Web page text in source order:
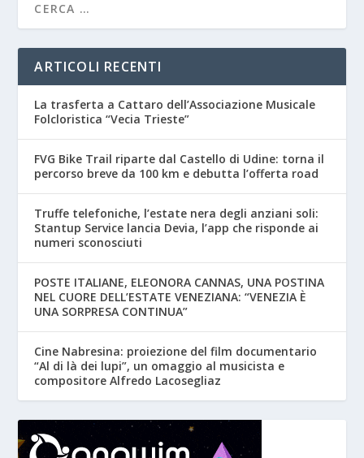
ARTICOLI RECENTI
La trasferta a Cattaro dell’Associazione Musicale
Folcloristica “Vecia Trieste”
FVG Bike Trail riparte dal Castello di Udine: torna il
percorso breve da 100 km e debutta l’offerta road
Truffe telefoniche, l’estate nera degli anziani soli:
Stantup Service lancia Devia, l’app che risponde ai
numeri sconosciuti
POSTE ITALIANE, ELEONORA CANNAS, UNA POSTINA
NEL CUORE DELL’ESTATE VENEZIANA: “VENEZIA È
UNA SORPRESA CONTINUA”
Cine Nabresina: proiezione del film documentario
“Al di là dei lupi”, un omaggio al musicista e
compositore Alfredo Lacosegliaz